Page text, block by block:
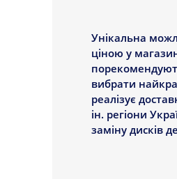
Унікальна
ціною у
вибрати
реалізує
ін. регіони
заміну дисків